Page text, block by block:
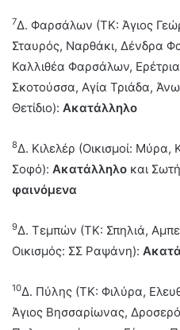
7Δ. Φαρσάλων (ΤΚ: Άγιος
Σταυρός, Ναρθάκι, Δένδρα
Καλλιθέα Φαρσάλων, Ερέτρια,
Σκοτούσσα, Αγία Τριάδα,
Θετίδιο): Ακατάλληλο
8Δ. Κιλελέρ (Οικισμοί: Μύρα,
Σοφό): Ακατάλληλο και
φαινόμενα
9Δ. Τεμπών (ΤΚ: Σπηλιά,
Οικισμός: ΣΣ Ραψάνη):
10Δ. Πύλης (ΤΚ: Φιλύρα,
Άγιος Βησσαρίωνας,